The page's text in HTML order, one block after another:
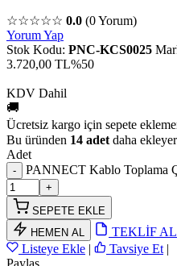
☆☆☆☆☆ 0.0 (0 Yorum)
Yorum Yap
Stok Kodu: PNC-KCS0025
3.720,00 TL%50
KDV Dahil
🚚
Ücretsiz kargo için sepete
Bu üründen 14 adet daha
Adet
PANNECT Kablo Toplama
SEPETE EKLE
HEMEN AL
TEKLİF AL
Listeye Ekle | Tavsiye Et |
Paylaş